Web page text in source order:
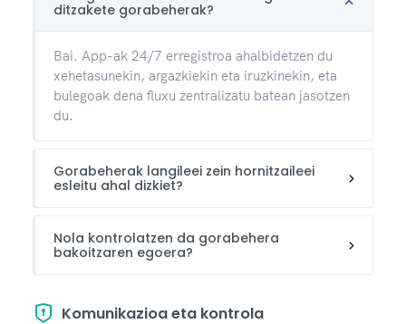
ditzakete gorabeherak?
Bai. App-ak 24/7 erregistroa ahalbidetzen du
xehetasunekin, argazkiekin eta iruzkinekin, eta
bulegoak dena fluxu zentralizatu batean jasotzen
du.
Gorabeherak langileei zein hornitzaileei
esleitu ahal dizkiet?
Nola kontrolatzen da gorabehera
bakoitzaren egoera?
Komunikazioa eta kontrola